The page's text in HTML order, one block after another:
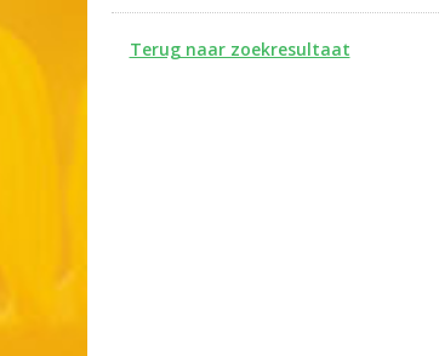
Terug naar zoekresultaat